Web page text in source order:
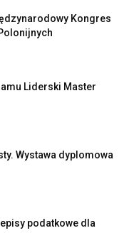
Kongres
Liderski Master
Wystawa dyplomowa
podatkowe dla